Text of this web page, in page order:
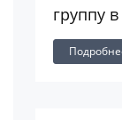
группу